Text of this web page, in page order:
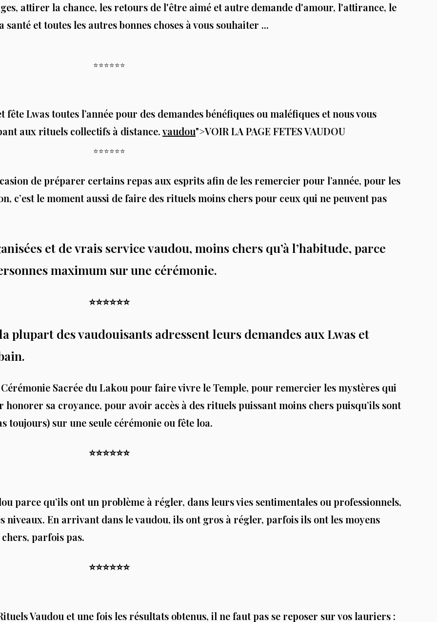
attirer la chance, les retours de l'être aimé et autre demande d'amour, l'attirance, le
et toutes les autres bonnes choses à vous souhaiter ...
⭐️⭐️⭐️⭐️⭐️⭐️
Lwas toutes l’année pour des demandes bénéfiques ou maléfiques et nous vous
aux rituels collectifs à distance.vaudou">VOIR LA PAGE FETES VAUDOU
⭐️⭐️⭐️⭐️⭐️⭐️
de préparer certains repas aux esprits afin de les remercier pour l’année, pour les
c’est le moment aussi de faire des rituels moins chers pour ceux qui ne peuvent pas
et de vrais service vaudou, moins chers qu’à l’habitude, parce
maximum sur une cérémonie.
⭐️⭐️⭐️⭐️⭐️⭐️
plupart des vaudouisants adressent leurs demandes aux Lwas et
Sacrée du Lakou pour faire vivre le Temple, pour remercier les mystères qui
sa croyance, pour avoir accès à des rituels puissant moins chers puisqu’ils sont
toujours) sur une seule cérémonie ou fête loa.
⭐️⭐️⭐️⭐️⭐️⭐️
parce qu’ils ont un problème à régler, dans leurs vies sentimentales ou professionnels,
niveaux. En arrivant dans le vaudou, ils ont gros à régler, parfois ils ont les moyens
parfois pas.
⭐️⭐️⭐️⭐️⭐️⭐️
Vaudou et une fois les résultats obtenus, il ne faut pas se reposer sur vos lauriers :